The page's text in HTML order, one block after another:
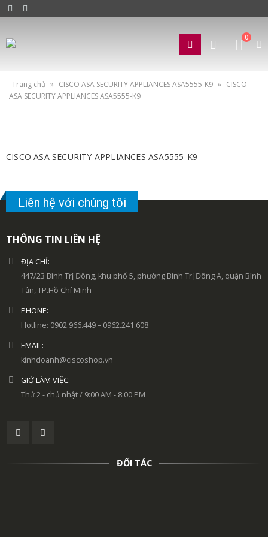
0
Trang chủ » CISCO ASA SECURITY APPLIANCES ASA5555-K9 » CISCO
ASA SECURITY APPLIANCES ASA5555-K9
CISCO ASA SECURITY APPLIANCES ASA5555-K9
Liên hệ với chúng tôi
THÔNG TIN LIÊN HỆ
ĐỊA CHỈ:
447/23 Bình Trị Đông, khu phố 5, phường Bình Trị Đông A, quận Bình
Tân, TP.Hồ Chí Minh
PHONE:
Hotline: 0902.966.449 – 0962.241.608
EMAIL:
kinhdoanh@ciscoshop.vn
GIỜ LÀM VIỆC:
Thứ 2 - chủ nhật / 9:00 AM - 8:00 PM
ĐỐI TÁC